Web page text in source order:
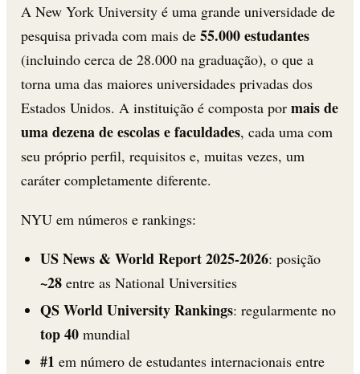
A New York University é uma grande universidade de
pesquisa privada com mais de 55.000 estudantes
(incluindo cerca de 28.000 na graduação), o que a
torna uma das maiores universidades privadas dos
Estados Unidos. A instituição é composta por mais de
uma dezena de escolas e faculdades, cada uma com
seu próprio perfil, requisitos e, muitas vezes, um
caráter completamente diferente.
NYU em números e rankings:
US News & World Report 2025-2026: posição
~28entre as National Universities
QS World University Rankings: regularmente no
top 40mundial
#1 em número de estudantes internacionais entre